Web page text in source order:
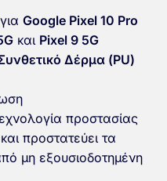
Google Pixel 10 Pro
και Pixel 9 5G
Δέρμα (PU)
προστασίας
προστατεύει τα
μη εξουσιοδοτημένη